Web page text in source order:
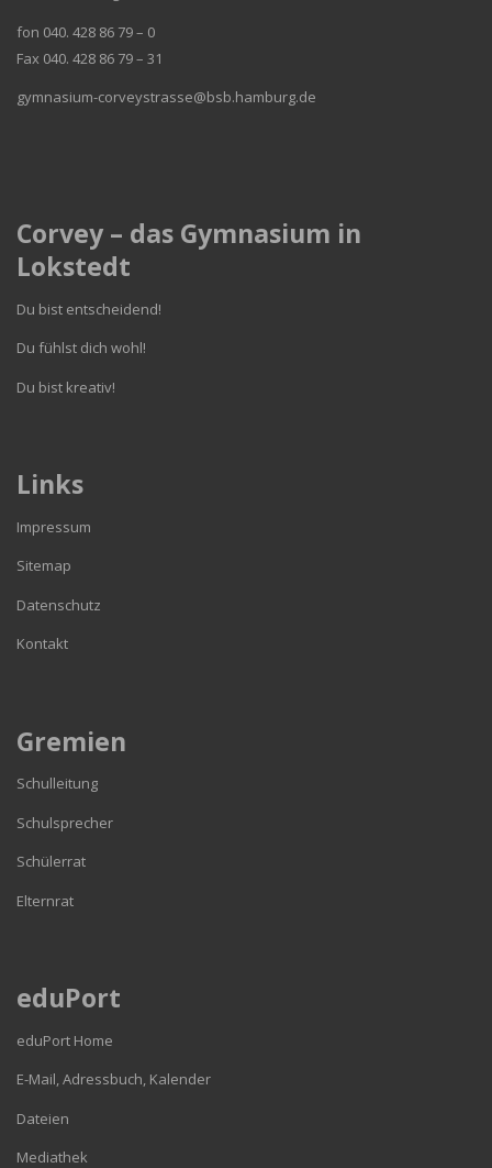
fon 040. 428 86 79 – 0
Fax 040. 428 86 79 – 31
gymnasium-corveystrasse@bsb.hamburg.de
Corvey – das Gymnasium in
Lokstedt
Du bist entscheidend!
Du fühlst dich wohl!
Du bist kreativ!
Links
Impressum
Sitemap
Datenschutz
Kontakt
Gremien
Schulleitung
Schulsprecher
Schülerrat
Elternrat
eduPort
eduPort Home
E-Mail, Adressbuch, Kalender
Dateien
Mediathek